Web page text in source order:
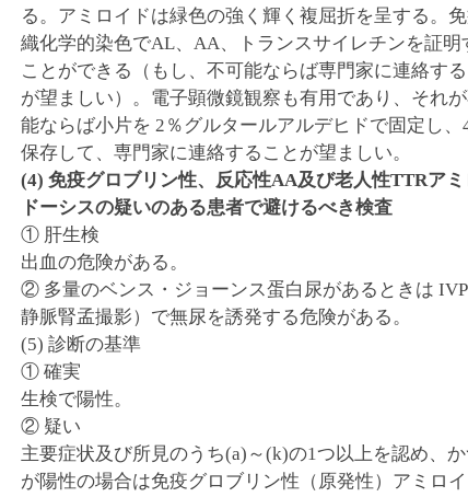
る。アミロイドは緑色の強く輝く複屈折を呈する。
織化学的染色でAL、AA、トランスサイレチンを証明
ことができる（もし、不可能ならば専門家に連絡す
が望ましい）。電子顕微鏡観察も有用であり、それ
能ならば小片を 2％グルタールアルデヒドで固定し
保存して、専門家に連絡することが望ましい。
(4) 免疫グロブリン性、反応性AA及び老人性TTRアミ
ドーシスの疑いのある患者で避けるべき検査
① 肝生検
出血の危険がある。
② 多量のベンス・ジョーンス蛋白尿があるときは
静脈腎孟撮影）で無尿を誘発する危険がある。
(5) 診断の基準
① 確実
生検で陽性。
② 疑い
主要症状及び所見のうち(a)～(k)の1つ以上を認め、
が陽性の場合は免疫グロブリン性（原発性）アミロ